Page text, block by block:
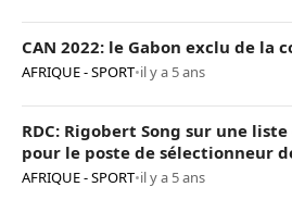
CAN 2022: le Gabon exclu de la
AFRIQUE - SPORT•il y a 5 ans
RDC: Rigobert Song sur une
pour le poste de sélectionneur
AFRIQUE - SPORT•il y a 5 ans